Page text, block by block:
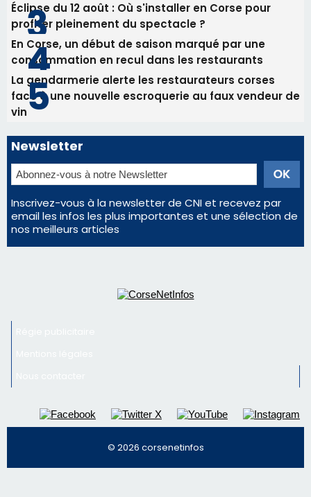
Éclipse du 12 août : Où s'installer en Corse pour
profiter pleinement du spectacle ?
En Corse, un début de saison marqué par une
consommation en recul dans les restaurants
La gendarmerie alerte les restaurateurs corses
face à une nouvelle escroquerie au faux vendeur de
vin
Newsletter
Inscrivez-vous à la newsletter de CNI et recevez par
email les infos les plus importantes et une sélection de
nos meilleurs articles
© 2026 corsenetinfos